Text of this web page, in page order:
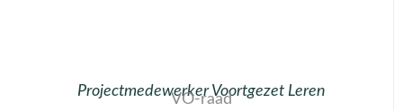
Projectmedewerker Voortgezet Leren
VO-raad